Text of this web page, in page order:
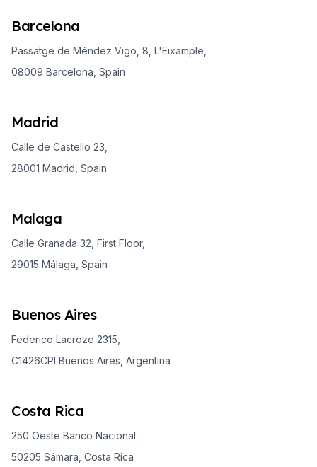
Barcelona
Passatge de Méndez Vigo, 8, L'Eixample,
08009 Barcelona, Spain
Madrid
Calle de Castello 23,
28001 Madrid, Spain
Malaga
Calle Granada 32, First Floor,
29015 Málaga, Spain
Buenos Aires
Federico Lacroze 2315,
C1426CPI Buenos Aires, Argentina
Costa Rica
250 Oeste Banco Nacional
50205 Sámara, Costa Rica